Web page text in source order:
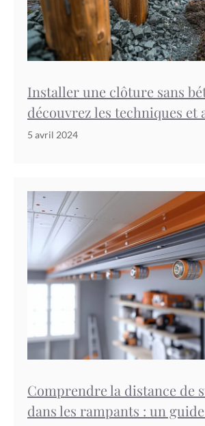
Installer une clôture sans
découvrez les techniques et
5 avril 2024
Comprendre la distance de
dans les rampants : un